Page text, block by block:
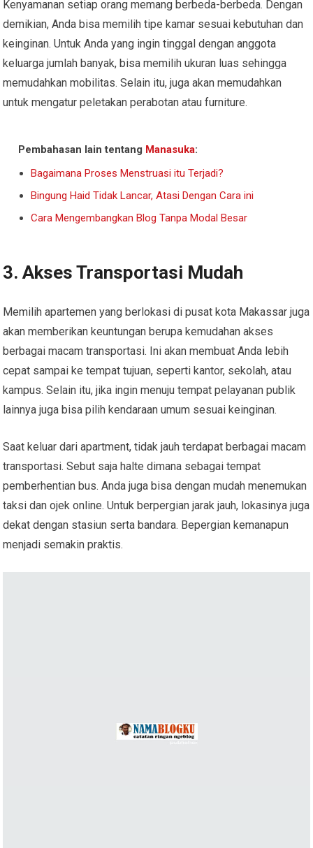
Kenyamanan setiap orang memang berbeda-berbeda. Dengan
demikian, Anda bisa memilih tipe kamar sesuai kebutuhan dan
keinginan. Untuk Anda yang ingin tinggal dengan anggota
keluarga jumlah banyak, bisa memilih ukuran luas sehingga
memudahkan mobilitas. Selain itu, juga akan memudahkan
untuk mengatur peletakan perabotan atau furniture.
Pembahasan lain tentang Manasuka:
Bagaimana Proses Menstruasi itu Terjadi?
Bingung Haid Tidak Lancar, Atasi Dengan Cara ini
Cara Mengembangkan Blog Tanpa Modal Besar
3. Akses Transportasi Mudah
Memilih apartemen yang berlokasi di pusat kota Makassar juga
akan memberikan keuntungan berupa kemudahan akses
berbagai macam transportasi. Ini akan membuat Anda lebih
cepat sampai ke tempat tujuan, seperti kantor, sekolah, atau
kampus. Selain itu, jika ingin menuju tempat pelayanan publik
lainnya juga bisa pilih kendaraan umum sesuai keinginan.
Saat keluar dari apartment, tidak jauh terdapat berbagai macam
transportasi. Sebut saja halte dimana sebagai tempat
pemberhentian bus. Anda juga bisa dengan mudah menemukan
taksi dan ojek online. Untuk berpergian jarak jauh, lokasinya juga
dekat dengan stasiun serta bandara. Bepergian kemanapun
menjadi semakin praktis.